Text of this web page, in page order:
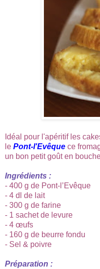
Idéal pour l'apéritif les
le Pont-l'Evêque ce
un bon petit goût en
Ingrédients :
- 400 g de Pont-l’Evêque
- 4 dl de lait
- 300 g de farine
- 1 sachet de levure
- 4 œufs
- 160 g de beurre fondu
- Sel & poivre
Préparation :